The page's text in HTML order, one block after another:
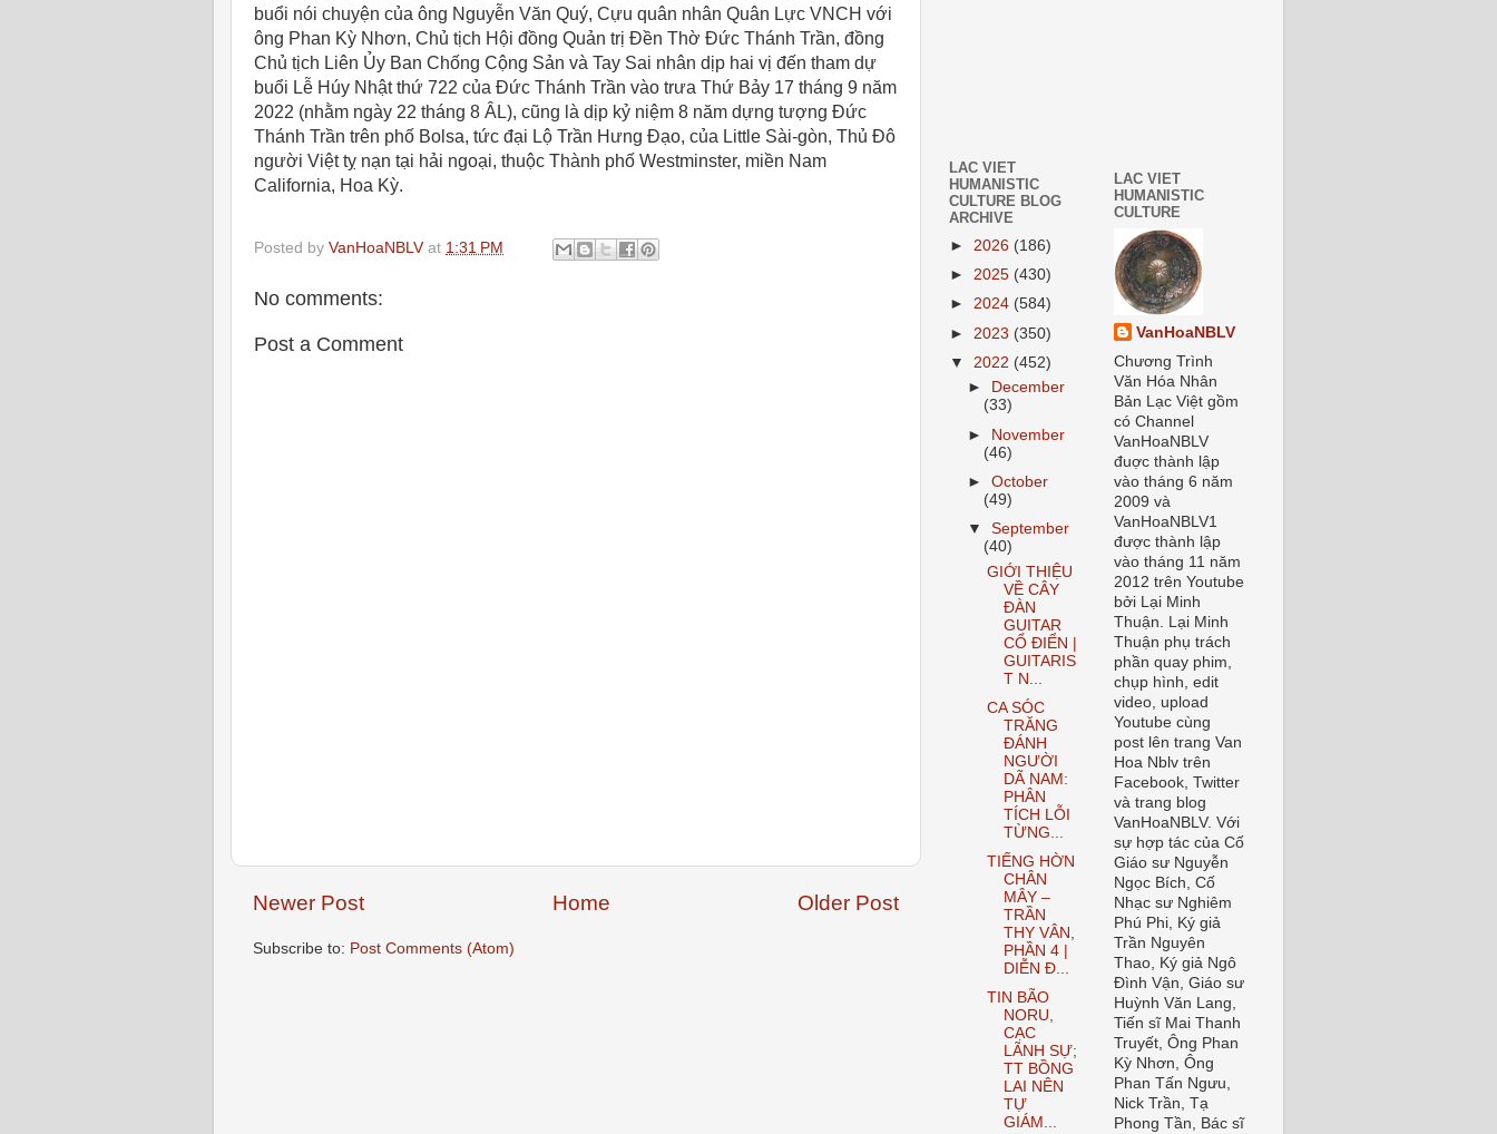
buổi nói chuyện của ông Nguyễn Văn Quý, Cựu quân nhân Quân Lực VNCH với
ông Phan Kỳ Nhơn, Chủ tịch Hội đồng Quản trị Đền Thờ Đức Thánh Trần, đồng
Chủ tịch Liên Ủy Ban Chống Cộng Sản và Tay Sai nhân dịp hai vị đến tham dự
buổi Lễ Húy Nhật thứ 722 của Đức Thánh Trần vào trưa Thứ Bảy 17 tháng 9 năm
2022 (nhằm ngày 22 tháng 8 ÂL), cũng là dịp kỷ niệm 8 năm dựng tượng Đức
Thánh Trần trên phố Bolsa, tức đại Lộ Trần Hưng Đạo, của Little Sài-gòn, Thủ Đô
người Việt tỵ nạn tại hải ngoại, thuộc Thành phố Westminster, miền Nam
California, Hoa Kỳ.
Posted by VanHoaNBLV at 1:31 PM
No comments:
Post a Comment
Newer Post Older Post
Home
Subscribe to: Post Comments (Atom)
LAC VIET
HUMANISTIC
CULTURE BLOG
ARCHIVE
► 2026 (186)
► 2025 (430)
► 2024 (584)
► 2023 (350)
▼ 2022 (452)
►
December
(33)
► November
(46)
►October
(49)
▼September
(40)
GIỚI THIỆU
VỀ CÂY
ĐÀN
GUITAR
CỔ ĐIỂN |
GUITARIS
T N...
CA SÓC
TRĂNG
ĐÁNH
NGƯỜI
DÃ NAM:
PHÂN
TÍCH LỖI
TỪNG...
TIẾNG HỜN
CHÂN
MÂY –
TRẦN
THY VÂN,
PHẦN 4 |
DIỄN Đ...
TIN BÃO
NORU,
CẠC
LÃNH SỰ;
TT BỒNG
LAI NÊN
TỰ
GIÁM...
LAC VIET
HUMANISTIC
CULTURE
VanHoaNBLV
Chương Trình
Văn Hóa Nhân
Bản Lạc Việt gồm
có Channel
VanHoaNBLV
đuợc thành lập
vào tháng 6 năm
2009 và
VanHoaNBLV1
được thành lập
vào tháng 11 năm
2012 trên Youtube
bởi Lại Minh
Thuận. Lại Minh
Thuận phụ trách
phần quay phim,
chụp hình, edit
video, upload
Youtube cùng
post lên trang Van
Hoa Nblv trên
Facebook, Twitter
và trang blog
VanHoaNBLV. Với
sự hợp tác của Cố
Giáo sư Nguyễn
Ngọc Bích, Cố
Nhạc sư Nghiêm
Phú Phi, Ký giả
Trần Nguyên
Thao, Ký giả Ngô
Đình Vận, Giáo sư
Huỳnh Văn Lang,
Tiến sĩ Mai Thanh
Truyết, Ông Phan
Kỳ Nhơn, Ông
Phan Tấn Ngưu,
Nick Trần, Tạ
Phong Tần, Bác sĩ